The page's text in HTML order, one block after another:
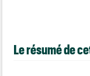
Le résumé de